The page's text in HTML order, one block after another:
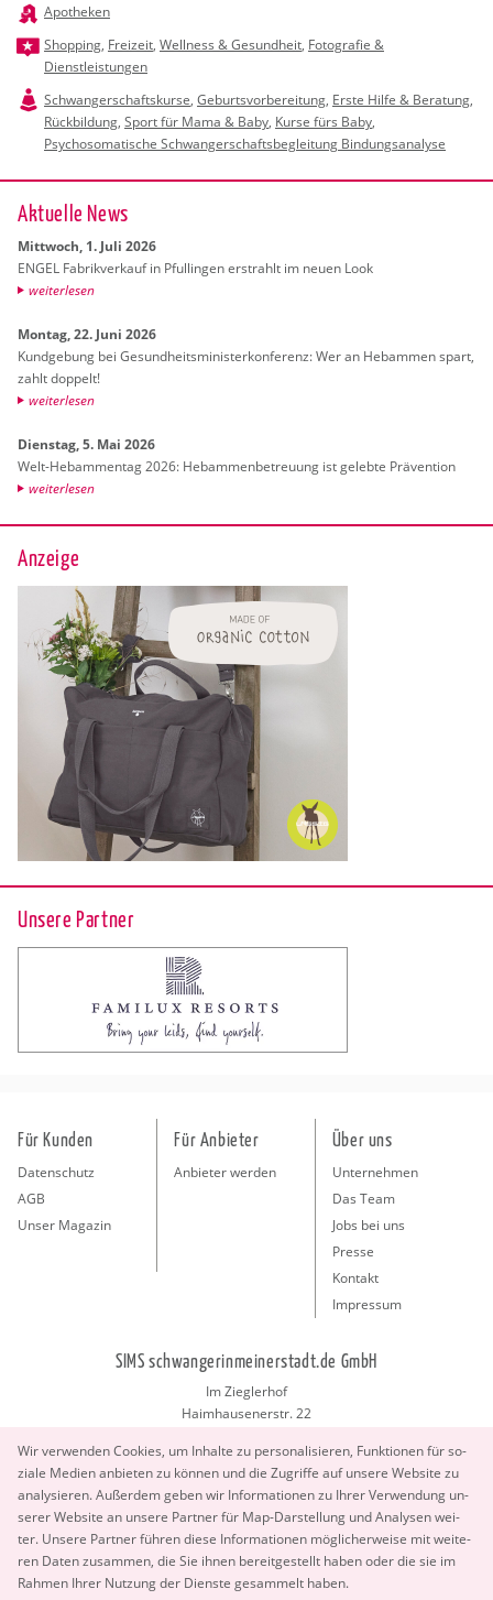
Apotheken
Shopping, Freizeit, Wellness & Gesundheit, Fotografie &
Dienstleistungen
Schwangerschaftskurse, Geburtsvorbereitung, Erste Hilfe & Beratung,
Rückbildung, Sport für Mama & Baby, Kurse fürs Baby,
Psychosomatische Schwangerschaftsbegleitung Bindungsanalyse
Ak­tu­el­le News
Mitt­woch, 1. Juli 2026
ENGEL Fa­brik­ver­kauf in Pful­lin­gen er­strahlt im neuen Look
wei­ter­le­sen
Mon­tag, 22. Juni 2026
Kund­ge­bung bei Ge­sund­heits­mi­nis­ter­kon­fe­renz: Wer an Heb­am­men spart,
zahlt dop­pelt!
wei­ter­le­sen
Diens­tag, 5. Mai 2026
Welt-Heb­am­men­tag 2026: Heb­am­men­be­treu­ung ist ge­leb­te Prä­ven­ti­on
wei­ter­le­sen
Anzeige
Unsere Partner
Wir ver­wen­den Coo­kies, um In­hal­te zu per­so­na­li­sie­ren, Funk­tio­nen für so­
zia­le Me­di­en an­bie­ten zu kön­nen und die Zu­grif­fe auf un­se­re Web­site zu
ana­ly­sie­ren. Au­ßer­dem geben wir In­for­ma­tio­nen zu Ihrer Ver­wen­dung un­
se­rer Web­site an un­se­re Part­ner für Map-Dar­stel­lung und Ana­ly­sen wei­
ter. Un­se­re Part­ner füh­ren diese In­for­ma­tio­nen mög­li­cher­wei­se mit wei­te­
ren Daten zu­sam­men, die Sie ihnen be­reit­ge­stellt haben oder die sie im
Rah­men Ihrer Nut­zung der Diens­te ge­sam­melt haben.
Für Kunden
Datenschutz
AGB
Unser Magazin
Für Anbieter
Anbieter werden
Über uns
Unternehmen
Das Team
Jobs bei uns
Presse
Kontakt
Impressum
SIMS schwangerinmeinerstadt.de GmbH
Im Zieglerhof
Haimhausenerstr. 22
info@schwangerinmeinerstadt.de